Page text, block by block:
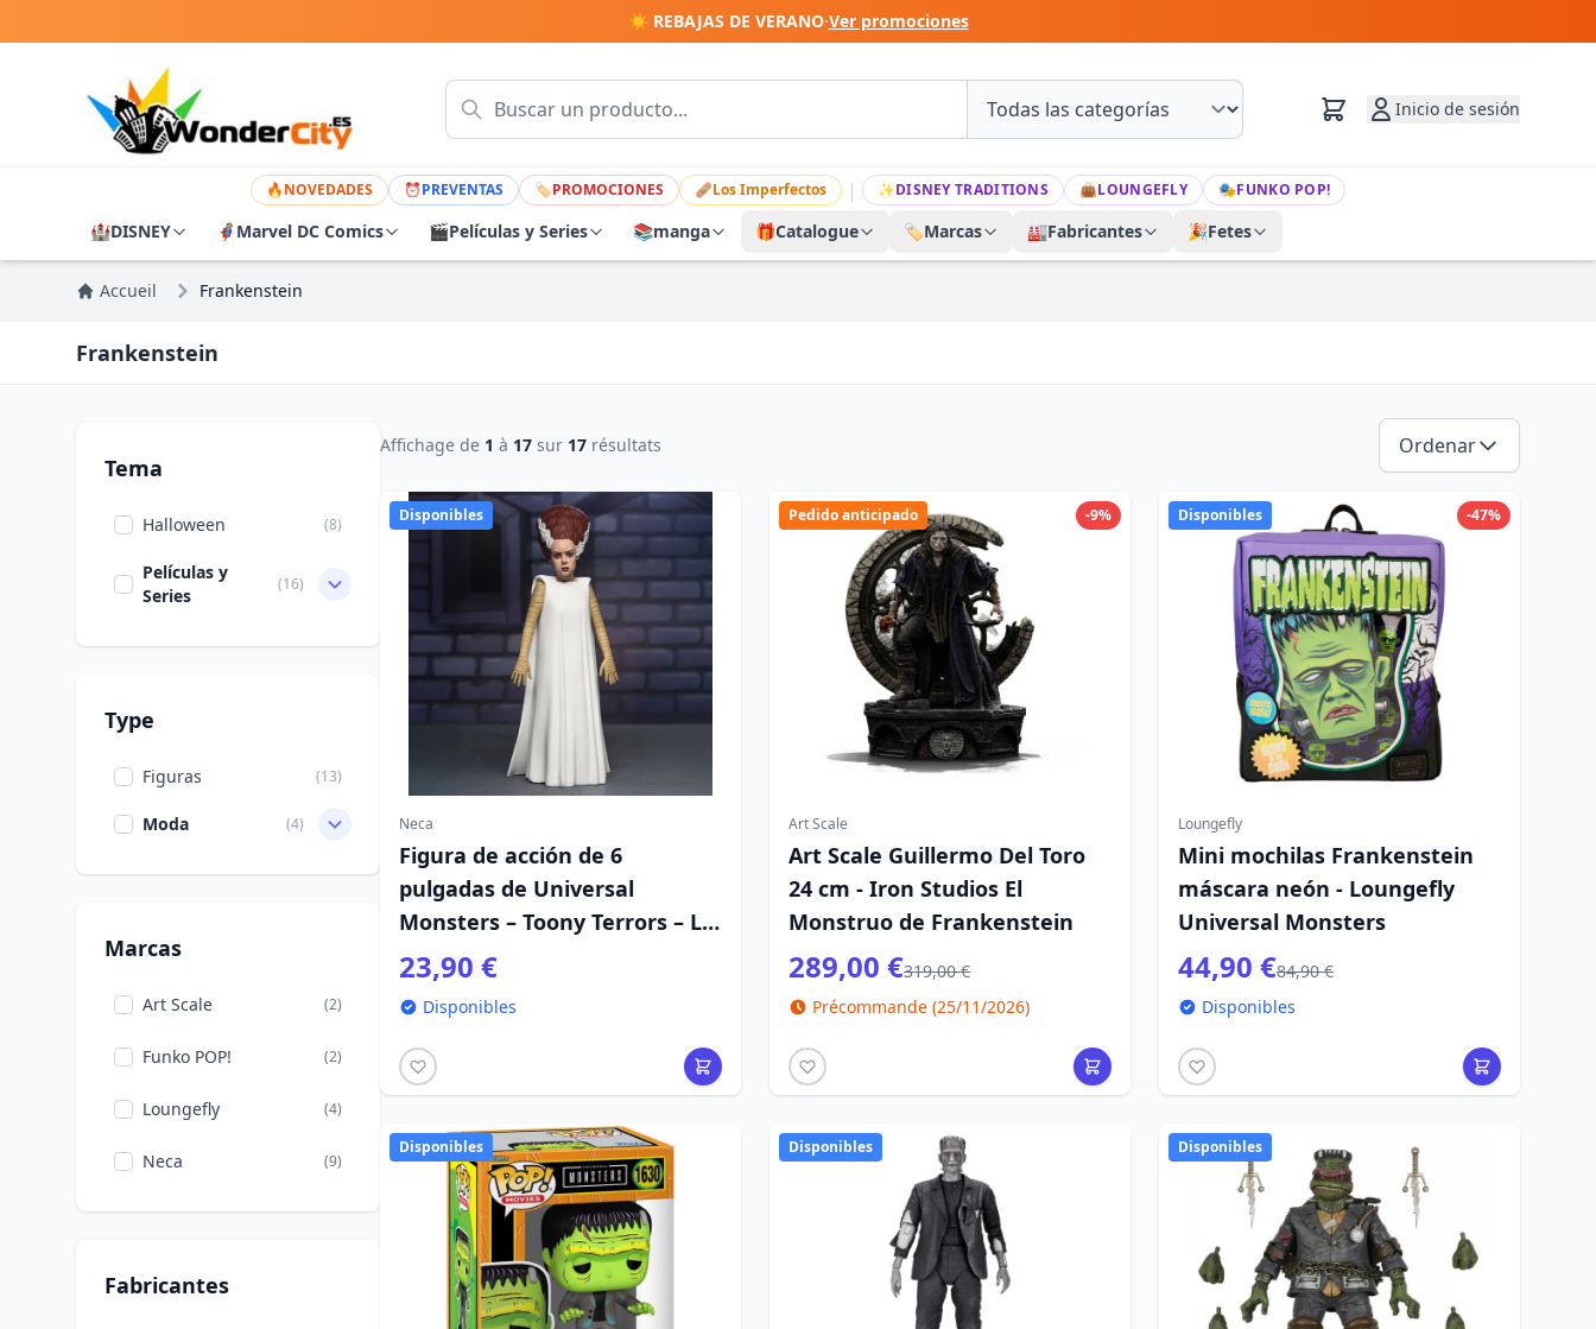
☀️ REBAJAS DE VERANO·Ver promociones
Inicio de sesión
🔥NOVEDADES ⏰PREVENTAS 🏷PROMOCIONES 🩹Los Imperfectos | ✨DISNEY TRADITIONS 👜LOUNGEFLY 🎭FUNKO POP!
🏰DISNEY 🦸 Marvel DC Comics 🎬Películas y Series 📚manga 🎁Catalogue 🏷️Marcas 🏭Fabricantes 🎉Fetes
Accueil Frankenstein
Frankenstein
Tema
Halloween (8)
Películas y
Series
(16)
Type
Figuras (13)
Moda (4)
Marcas
Art Scale (2)
Funko POP! (2)
Loungefly (4)
Neca (9)
Fabricantes
Affichage de 1 à 17 sur 17 résultats Ordenar
Disponibles
Neca
Figura de acción de 6
pulgadas de Universal
Monsters – Toony Terrors – La
novia de Frankenstein
23,90 €
Disponibles
-9%
Pedido anticipado
Art Scale
Art Scale Guillermo Del Toro
24 cm - Iron Studios El
Monstruo de Frankenstein
289,00 €319,00 €
Précommande (25/11/2026)
-47%
Disponibles
Loungefly
Mini mochilas Frankenstein
máscara neón - Loungefly
Universal Monsters
44,90 €84,90 €
Disponibles
Disponibles Disponibles Disponibles